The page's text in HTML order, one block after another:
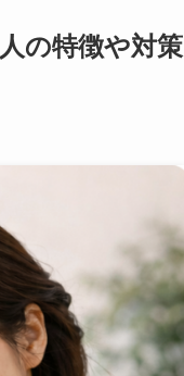
の特徴や対策